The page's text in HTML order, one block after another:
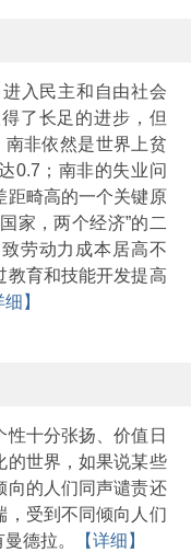
入民主和自由社会
了长足的进步，但
南非依然是世界上贫
0.7；南非的失业问
距畸高的一个关键原
家，两个经济”的二
劳动力成本居高不
教育和技能开发提高
细】
性十分张扬、价值日
的世界，如果说某些
向的人们同声谴责还
，受到不同倾向人们
德拉。
【详细】